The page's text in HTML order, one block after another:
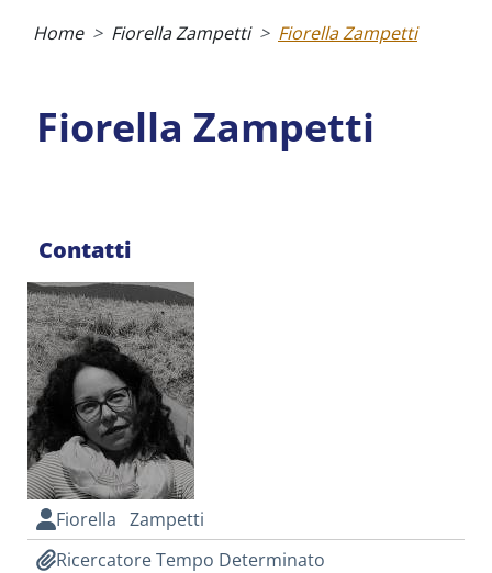
Home Fiorella Zampetti Fiorella Zampetti
Fiorella Zampetti
Contatti
Fiorella Zampetti
Ricercatore Tempo Determinato